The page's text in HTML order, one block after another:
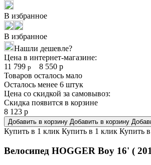
В избранное
В избранное
Нашли дешевле?
Цена в интернет-магазине:
11 799 р 8 550 р
Товаров осталось мало
Осталось менее 6 штук
Цена со скидкой за самовывоз:
Скидка появится в корзине
8 123 р
Добавить в корзину Добавить в корзину
Купить в 1 клик Купить в 1 клик Купить
Велосипед HOGGER Boy 16' (